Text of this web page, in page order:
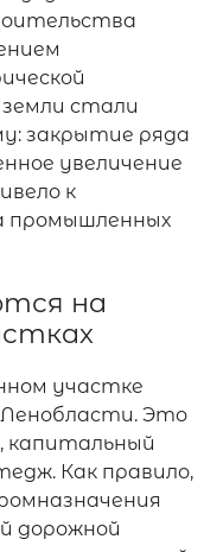
стали
закрытие ряда
увеличение
к
промышленных
на
участке
Ленобласти. Это
Как правило,
дорожной